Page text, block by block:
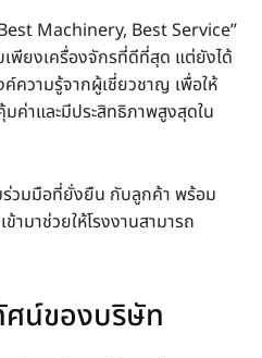
Machinery, Best Service”
พียงเครื่องจักรที่ดีที่สุด แต่ยังได้
ความรู้จากผู้เชี่ยวชาญ เพื่อให้
มค่าและมีประสิทธิภาพสูงสุดใน
ร่วมมือที่ยั่งยืน กับลูกค้า พร้อม
ามาช่วยให้โรงงานสามารถ
ศน์ของบริษัท